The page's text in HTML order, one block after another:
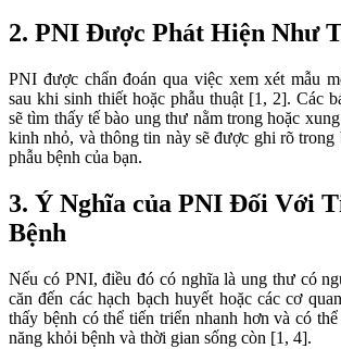
2. PNI Được Phát Hiện Như
PNI được chẩn đoán qua việc xem xét mẫu
sau khi sinh thiết hoặc phẫu thuật [1, 2]. Các
sẽ tìm thấy tế bào ung thư nằm trong hoặc
kinh nhỏ, và thông tin này sẽ được ghi rõ trong
phẫu bệnh của bạn.
3. Ý Nghĩa của PNI Đối Với
Bệnh
Nếu có PNI, điều đó có nghĩa là ung thư có
căn đến các hạch bạch huyết hoặc các cơ
thấy bệnh có thể tiến triển nhanh hơn và có
năng khỏi bệnh và thời gian sống còn [1, 4].